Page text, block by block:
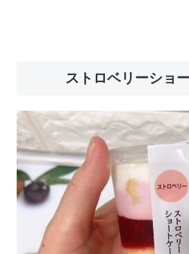
ストロベリーショ